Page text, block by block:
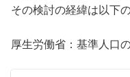
その検討の経緯は以下
厚生労働省：基準人口